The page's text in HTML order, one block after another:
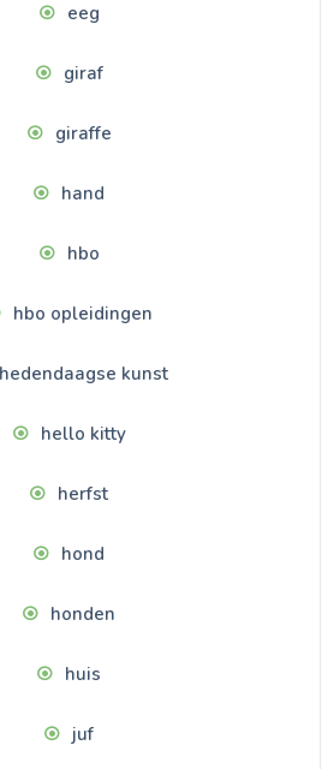
eeg
giraf
giraffe
hand
hbo
hbo opleidingen
hedendaagse kunst
hello kitty
herfst
hond
honden
huis
juf